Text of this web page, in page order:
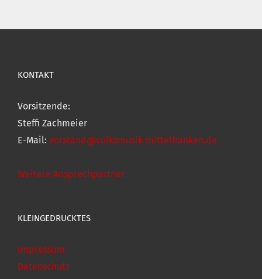
KONTAKT
Vorsitzende:
Steffi Zachmeier
E-Mail: vorstand@volksmusik-mittelfranken.de
Weitere Ansprechpartner
KLEINGEDRUCKTES
Impressum
Datenschutz